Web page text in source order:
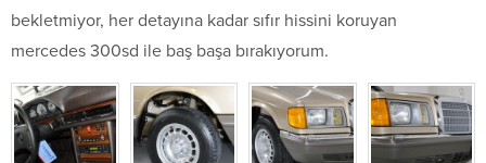
bekletmiyor, her detayına kadar sıfır hissini koruyan
mercedes 300sd ile baş başa bırakıyorum.